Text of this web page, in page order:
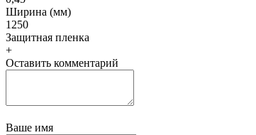
Ширина (мм)
1250
Защитная пленка
+
Оставить комментарий
Ваше имя